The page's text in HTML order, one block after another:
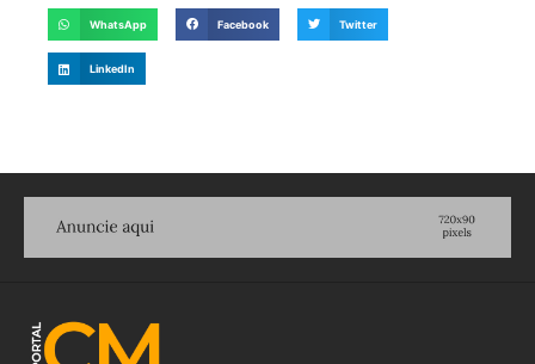
WhatsApp Facebook Twitter
LinkedIn